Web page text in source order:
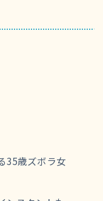
35歳ズボラ女